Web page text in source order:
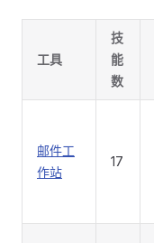
工具
技
能
数
邮件工
作站
17